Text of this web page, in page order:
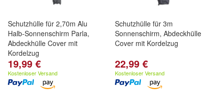
Schutzhülle für 2,70m Alu
Halb-Sonnenschirm Parla,
Abdeckhülle Cover mit
Kordelzug
19,99 €
Kostenloser Versand
Schutzhülle für 3m
Sonnenschirm, Abdeckhülle
Cover mit Kordelzug
22,99 €
Kostenloser Versand